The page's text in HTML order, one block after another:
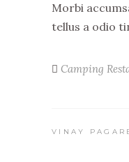
Morbi
tellus a odio
Camping
VINAY